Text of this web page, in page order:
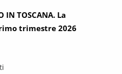
IN TOSCANA. La
trimestre 2026